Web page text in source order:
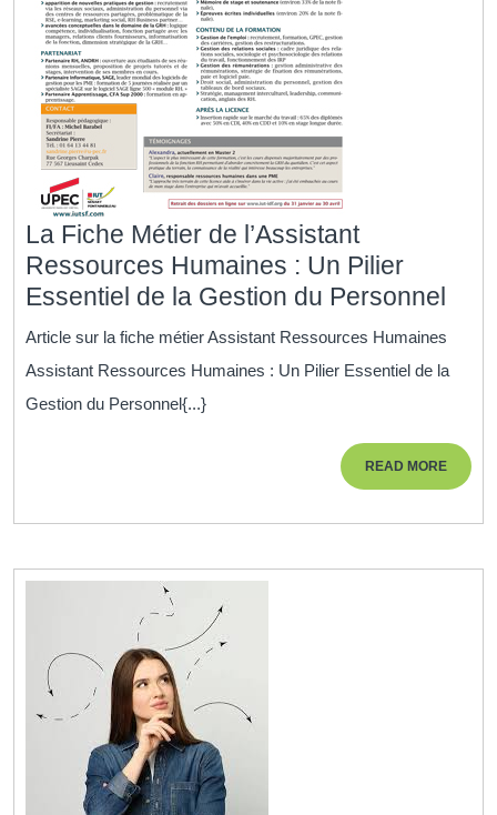
La Fiche Métier de l’Assistant
Ressources Humaines : Un Pilier
Essentiel de la Gestion du Personnel
Article sur la fiche métier Assistant Ressources Humaines
Assistant Ressources Humaines : Un Pilier Essentiel de la
Gestion du Personnel{...}
READ MOREREAD
MORE